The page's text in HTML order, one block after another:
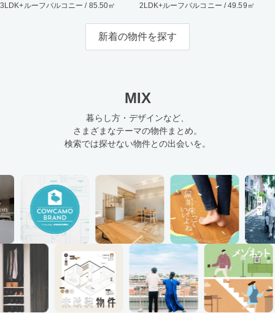
3LDK+ルーフバルコニー / 85.50㎡
2LDK+ルーフバルコニー / 49.59㎡
新着の物件を探す
MIX
暮らし方・デザインなど、
さまざまなテーマの物件まとめ。
検索では探せない物件との出会いを。